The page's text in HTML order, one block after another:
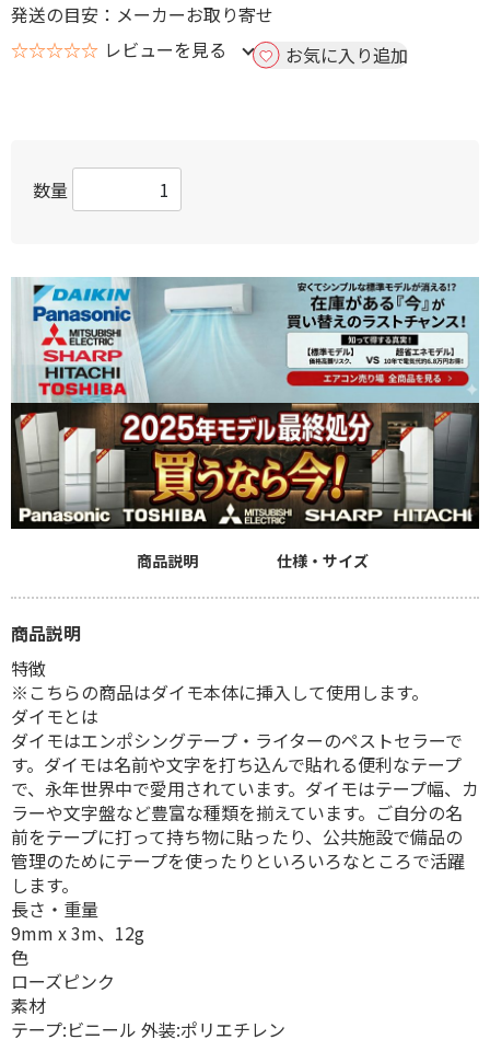
発送の目安：メーカーお取り寄せ
☆☆☆☆☆ レビューを見る お気に入り追加
数量
商品説明 仕様・サイズ
商品説明
特徴
※こちらの商品はダイモ本体に挿入して使用します。
ダイモとは
ダイモはエンポシングテープ・ライターのペストセラーで
す。ダイモは名前や文字を打ち込んで貼れる便利なテープ
で、永年世界中で愛用されています。ダイモはテープ幅、カ
ラーや文字盤など豊富な種類を揃えています。ご自分の名
前をテープに打って持ち物に貼ったり、公共施設で備品の
管理のためにテープを使ったりといろいろなところで活躍
します。
長さ・重量
9mm x 3m、12g
色
ローズピンク
素材
テープ:ビニール 外装:ポリエチレン